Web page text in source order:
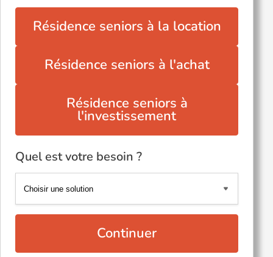
Résidence seniors à la location
Résidence seniors à l'achat
Résidence seniors à
l'investissement
Quel est votre besoin ?
Continuer